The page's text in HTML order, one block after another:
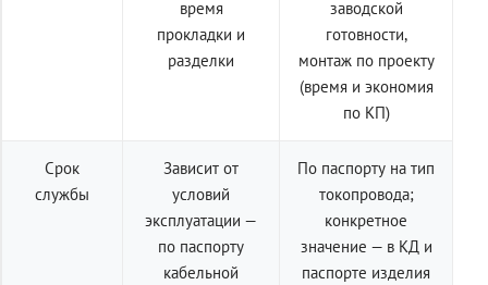
время
прокладки и
разделки
заводской
готовности,
монтаж по проекту
(время и экономия
по КП)
Срок
службы
Зависит от
условий
эксплуатации —
по паспорту
кабельной
По паспорту на тип
токопровода;
конкретное
значение — в КД и
паспорте изделия